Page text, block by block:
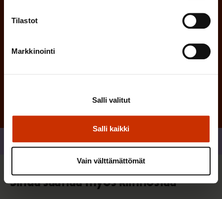
Tilastot
Markkinointi
Salli kaikki
Salli valitut
Vain välttämättömät
Jaa
Sinua saattaa myös kiinnostaa